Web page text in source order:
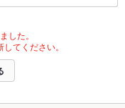
した。
てください。